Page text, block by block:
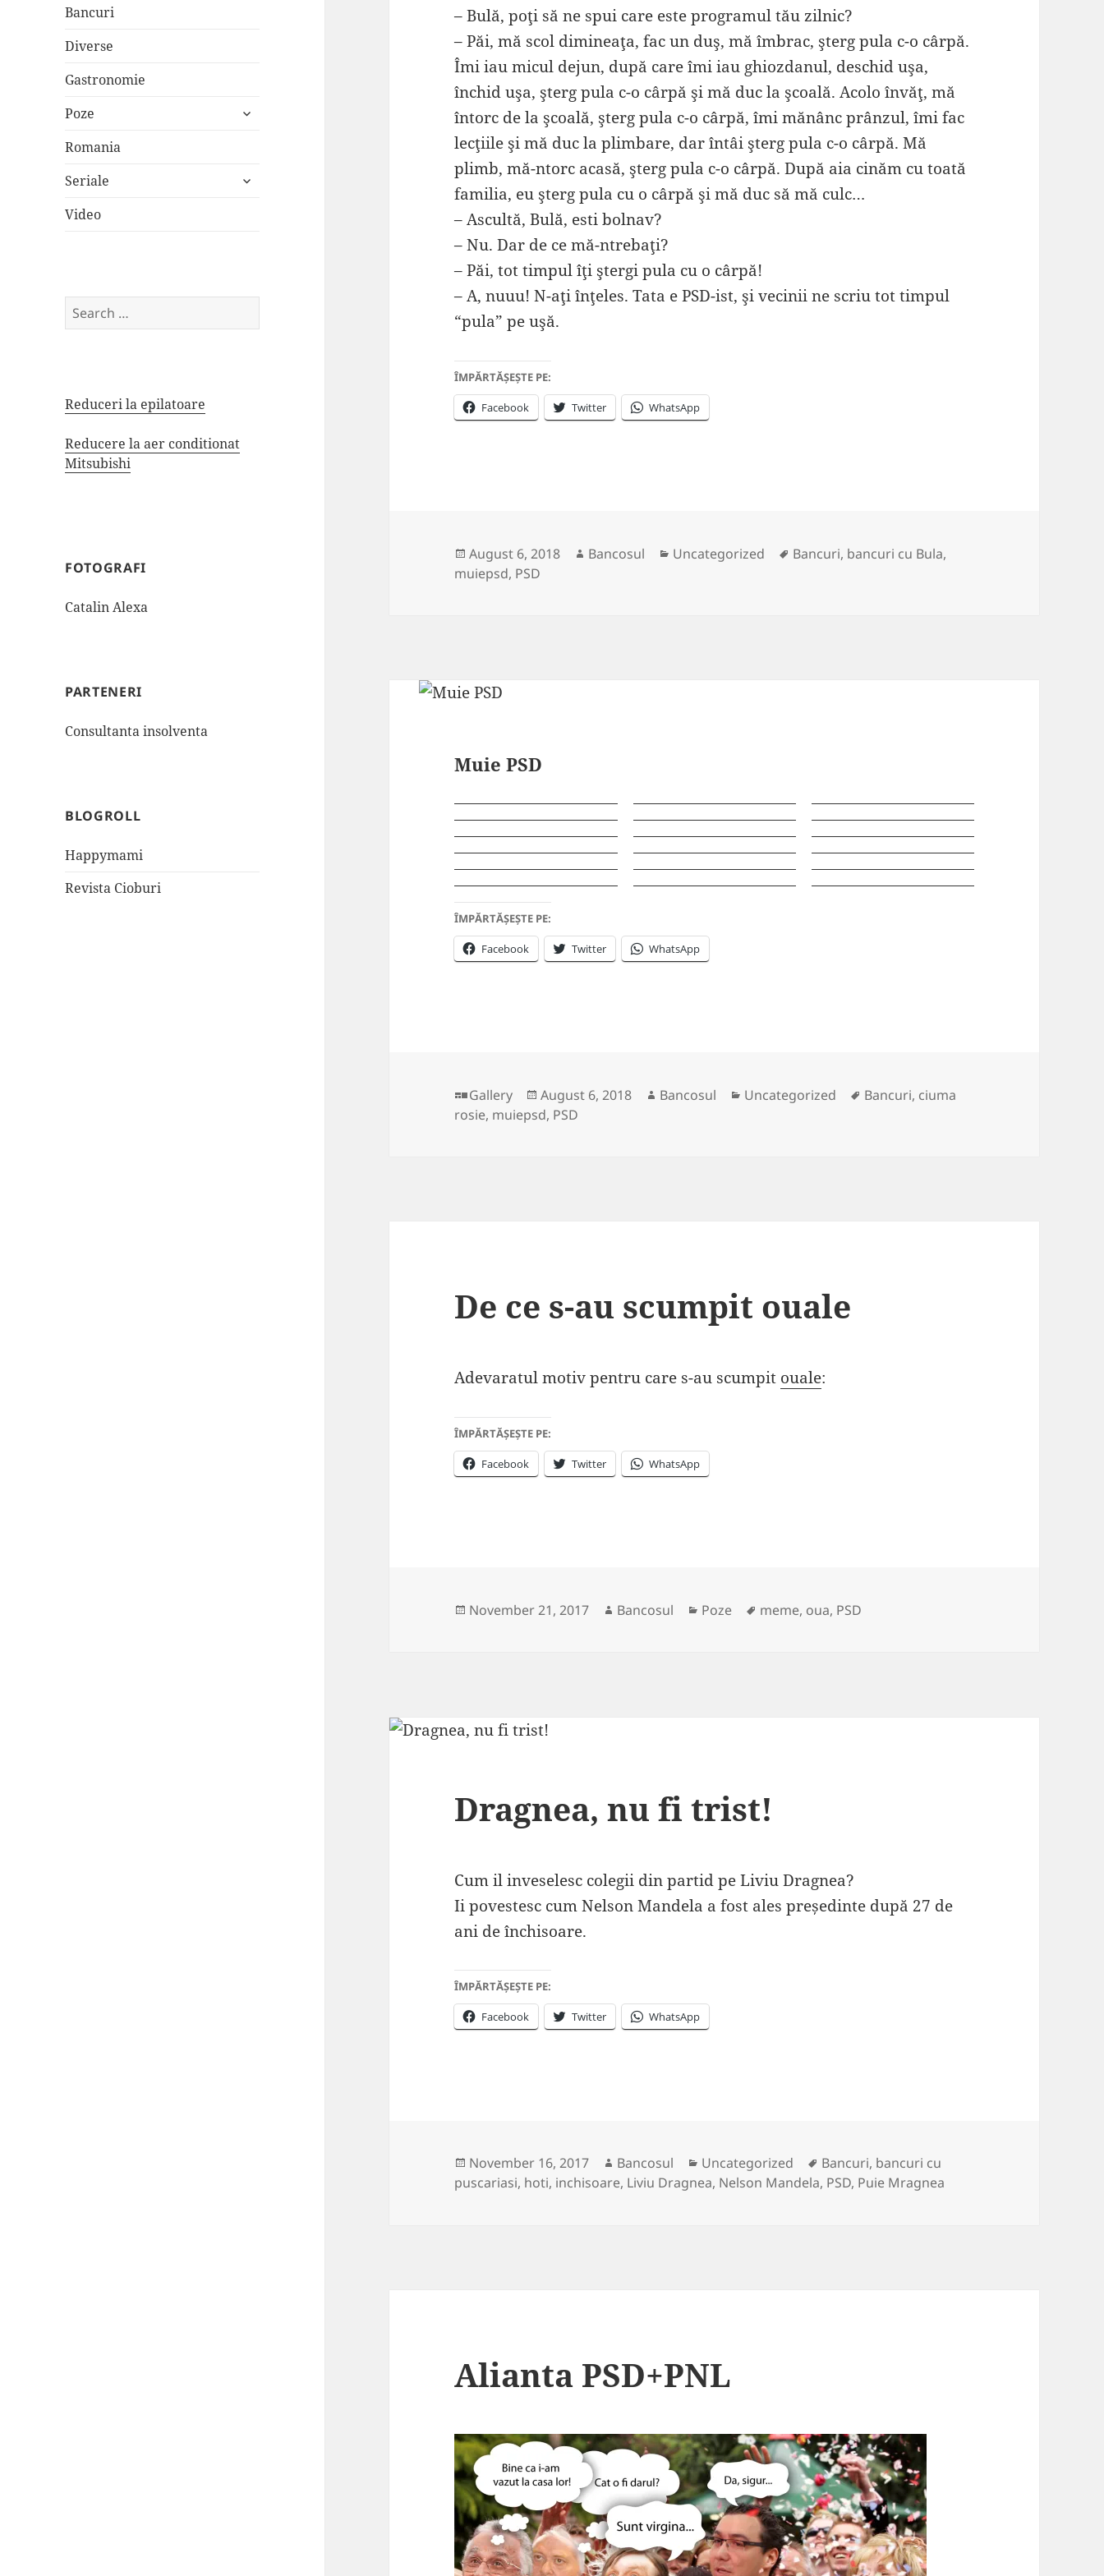
Bancuri
Diverse
Gastronomie
Poze
expand
Romania
Seriale
expand
Video
Search
for:
Reduceri la epilatoare
Reducere la aer conditionat
Mitsubishi
FOTOGRAFI
Catalin Alexa
PARTENERI
Consultanta insolventa
BLOGROLL
Happymami
Revista Cioburi
– Bulă, poţi să ne spui care este programul tău zilnic?
– Păi, mă scol dimineaţa, fac un duş, mă îmbrac, şterg pula c-o cârpă.
Îmi iau micul dejun, după care îmi iau ghiozdanul, deschid uşa,
închid uşa, şterg pula c-o cârpă şi mă duc la şcoală. Acolo învăţ, mă
întorc de la şcoală, şterg pula c-o cârpă, îmi mănânc prânzul, îmi fac
lecţiile şi mă duc la plimbare, dar întâi şterg pula c-o cârpă. Mă
plimb, mă-ntorc acasă, şterg pula c-o cârpă. După aia cinăm cu toată
familia, eu şterg pula cu o cârpă şi mă duc să mă culc…
– Ascultă, Bulă, esti bolnav?
– Nu. Dar de ce mă-ntrebaţi?
– Păi, tot timpul îţi ştergi pula cu o cârpă!
– A, nuuu! N-aţi înţeles. Tata e PSD-ist, şi vecinii ne scriu tot timpul
“pula” pe uşă.
ÎMPĂRTĂȘEȘTE PE:
Facebook Twitter WhatsApp
Posted
on
August 6, 2018 Author
Bancosul Categories
Uncategorized Tags
Bancuri, bancuri cu Bula,
muiepsd, PSD
Muie PSD
ÎMPĂRTĂȘEȘTE PE:
Facebook Twitter WhatsApp
Format
Gallery
Posted
on
August 6, 2018 Author
Bancosul Categories
Uncategorized Tags
Bancuri, ciuma
rosie, muiepsd, PSD
De ce s-au scumpit ouale
Adevaratul motiv pentru care s-au scumpit ouale:
ÎMPĂRTĂȘEȘTE PE:
Facebook Twitter WhatsApp
Posted
November 21, 2017 Author
Bancosul Categories
Poze Tags
meme, oua, PSD
Dragnea, nu fi trist!
Cum il inveselesc colegii din partid pe Liviu Dragnea?
Ii povestesc cum Nelson Mandela a fost ales președinte după 27 de
ani de închisoare.
ÎMPĂRTĂȘEȘTE PE:
Facebook Twitter WhatsApp
Posted
on
November 16, 2017 Author
Bancosul Categories
Uncategorized Tags
Bancuri, bancuri cu
puscariasi, hoti, inchisoare, Liviu Dragnea, Nelson Mandela, PSD, Puie Mragnea
Alianta PSD+PNL